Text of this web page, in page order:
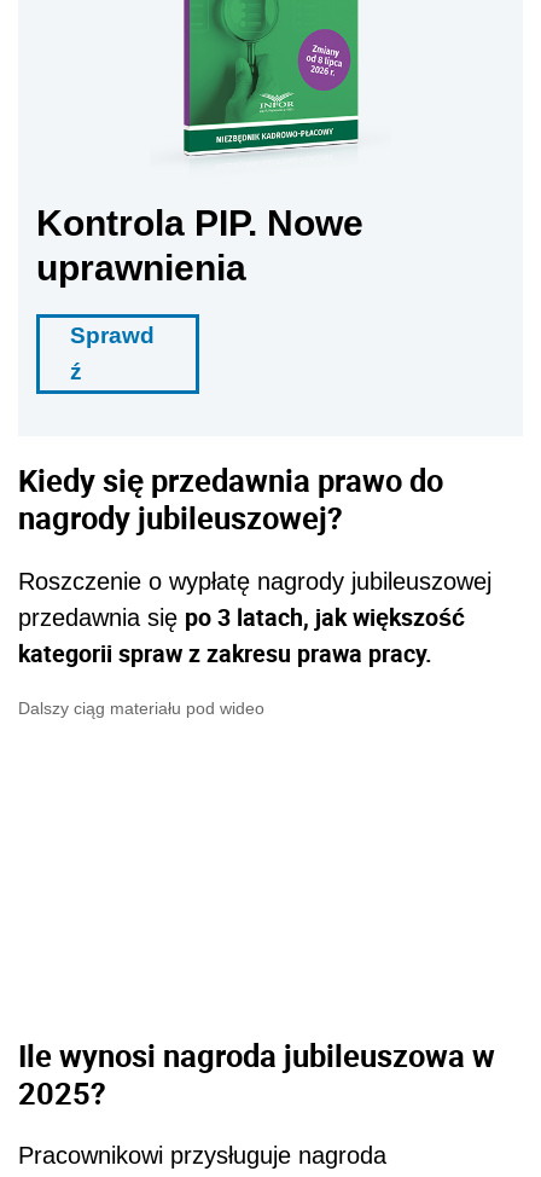
Kontrola PIP. Nowe
uprawnienia
Sprawd
ź
Kiedy się przedawnia prawo do
nagrody jubileuszowej?
Roszczenie o wypłatę nagrody jubileuszowej
przedawnia się po 3 latach, jak większość
kategorii spraw z zakresu prawa pracy.
Dalszy ciąg materiału pod wideo
Ile wynosi nagroda jubileuszowa w
2025?
Pracownikowi przysługuje nagroda